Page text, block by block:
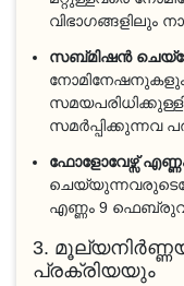
വിഭാഗങ്ങളിലും
സബ്മിഷൻ
സമർപ്പിക്കുന്നവ
ഫോളോവേഴ്സ്
എണ്ണം 9
3.
പ്രക്രിയയും